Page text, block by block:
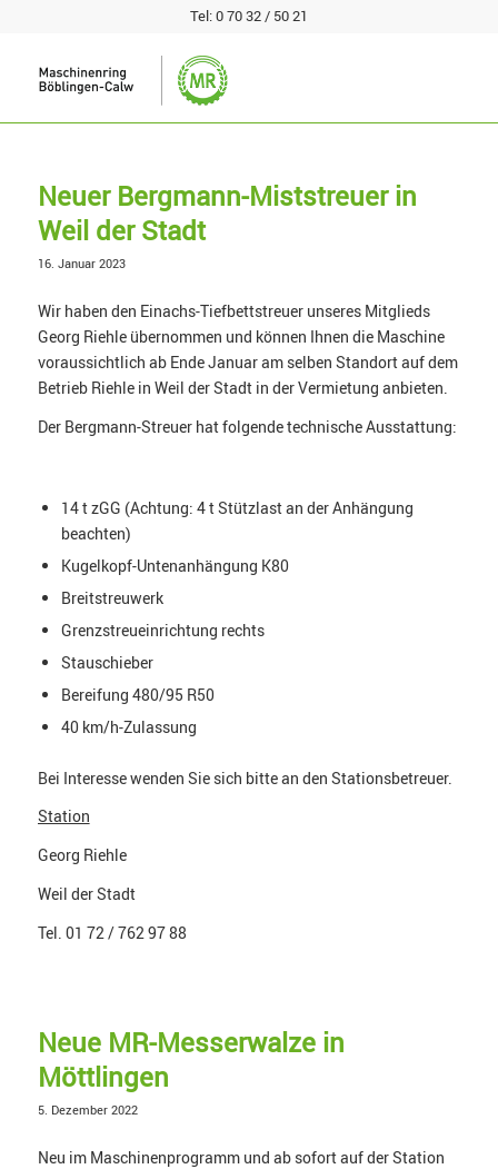
Tel:0 70 32 / 50 21
Neuer Bergmann-Miststreuer in
Weil der Stadt
16. Januar 2023
Wir haben den Einachs-Tiefbettstreuer unseres Mitglieds
Georg Riehle übernommen und können Ihnen die Maschine
voraussichtlich ab Ende Januar am selben Standort auf dem
Betrieb Riehle in Weil der Stadt in der Vermietung anbieten.
Der Bergmann-Streuer hat folgende technische Ausstattung:
14 t zGG (Achtung: 4 t Stützlast an der Anhängung
beachten)
Kugelkopf-Untenanhängung K80
Breitstreuwerk
Grenzstreueinrichtung rechts
Stauschieber
Bereifung 480/95 R50
40 km/h-Zulassung
Bei Interesse wenden Sie sich bitte an den Stationsbetreuer.
Station
Georg Riehle
Weil der Stadt
Tel. 01 72 / 762 97 88
Neue MR-Messerwalze in
Möttlingen
5. Dezember 2022
Neu im Maschinenprogramm und ab sofort auf der Station